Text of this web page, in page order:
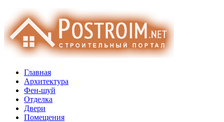
Главная
Архитектура
Фен-шуй
Отделка
Двери
Помещения